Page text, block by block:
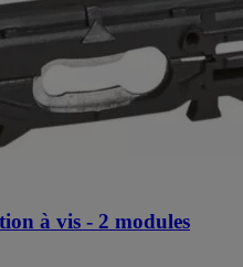
à vis - 2 modules